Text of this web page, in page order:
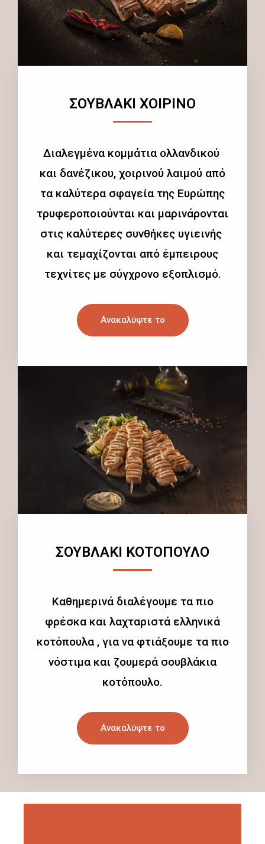
ΣΟΥΒΛΑΚΙ ΧΟΙΡΙΝΟ
Διαλεγμένα κομμάτια ολλανδικού
και δανέζικου, χοιρινού λαιμού από
τα καλύτερα σφαγεία της Ευρώπης
τρυφεροποιούνται και μαρινάρονται
στις καλύτερες συνθήκες υγιεινής
και τεμαχίζονται από έμπειρους
τεχνίτες με σύγχρονο εξοπλισμό.
Ανακαλύψτε το
ΣΟΥΒΛΑΚΙ ΚΟΤΟΠΟΥΛΟ
Καθημερινά διαλέγουμε τα πιο
φρέσκα και λαχταριστά ελληνικά
κοτόπουλα , για να φτιάξουμε τα πιο
νόστιμα και ζουμερά σουβλάκια
κοτόπουλο.
Ανακαλύψτε το